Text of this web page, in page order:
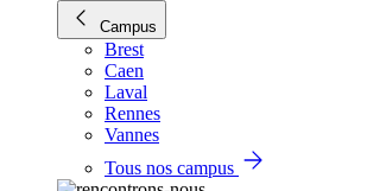
Campus
Brest
Caen
Laval
Rennes
Vannes
Tous nos campus